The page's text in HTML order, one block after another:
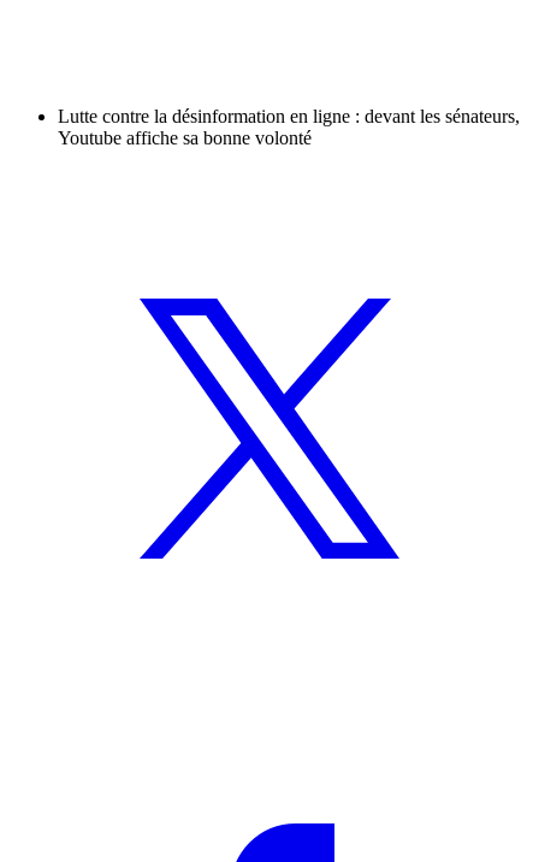
Lutte contre la désinformation en ligne : devant les sénateurs,
Youtube affiche sa bonne volonté